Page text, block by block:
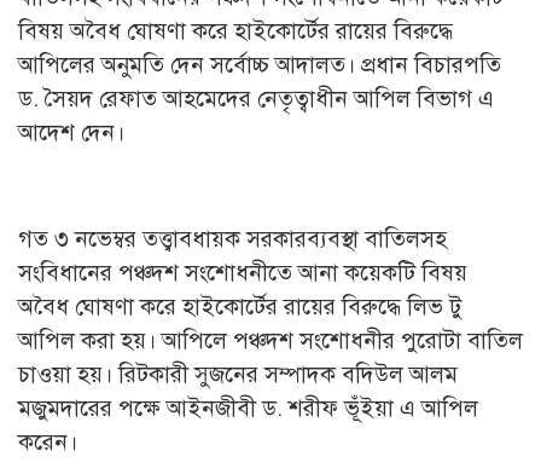
বিষয় অবৈধ ঘোষণা করে হাইকোর্টের রায়ের বিরুদ্ধে
আপিলের অনুমতি দেন সর্বোচ্চ আদালত। প্রধান বিচারপতি
ড. সৈয়দ রেফাত আহমেদের নেতৃত্বাধীন আপিল বিভাগ এ
আদেশ দেন।
গত ৩ নভেম্বর তত্ত্বাবধায়ক সরকারব্যবস্থা বাতিলসহ
সংবিধানের পঞ্চদশ সংশোধনীতে আনা কয়েকটি বিষয়
অবৈধ ঘোষণা করে হাইকোর্টের রায়ের বিরুদ্ধে লিভ টু
আপিল করা হয়। আপিলে পঞ্চদশ সংশোধনীর পুরোটা বাতিল
চাওয়া হয়। রিটকারী সুজনের সম্পাদক বদিউল আলম
মজুমদারের পক্ষে আইনজীবী ড. শরীফ ভূঁইয়া এ আপিল
করেন।